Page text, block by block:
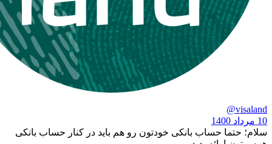
حساب بانکی خودتون رو هم باید در کنار حساب بانکی